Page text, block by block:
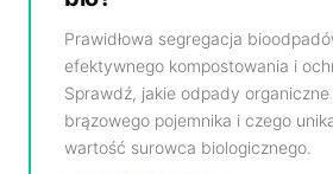
Prawidłowa segregacja
efektywnego kompostowania i
Sprawdź, jakie odpady
brązowego pojemnika i czego
wartość surowca biologicznego.